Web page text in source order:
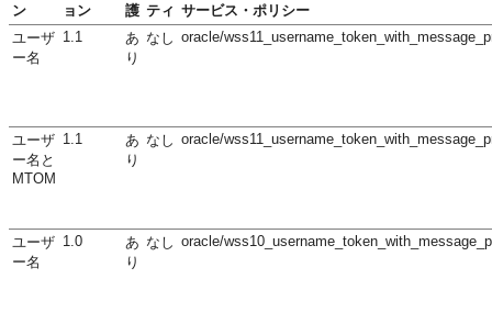
ン
ョン
護 ティ サービス・ポリシー
ユーザ
ー名
1.1
あ
り
なし oracle/
ユーザ
ー名と
MTOM
1.1
あ
り
なし oracle/
ユーザ
ー名
1.0
あ
り
なし oracle/